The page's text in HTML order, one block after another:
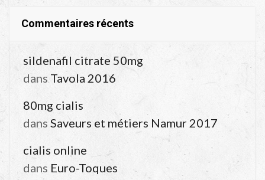
Commentaires récents
sildenafil citrate 50mg
dans Tavola 2016
80mg cialis
dans Saveurs et métiers Namur 2017
cialis online
dans Euro-Toques